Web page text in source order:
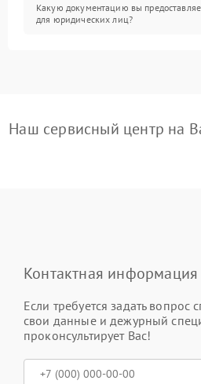
Какую документацию вы
для юридических лиц?
Наш сервисный центр на
Контактная информация
Если требуется задать вопрос
свои данные и дежурный
проконсультирует Вас!